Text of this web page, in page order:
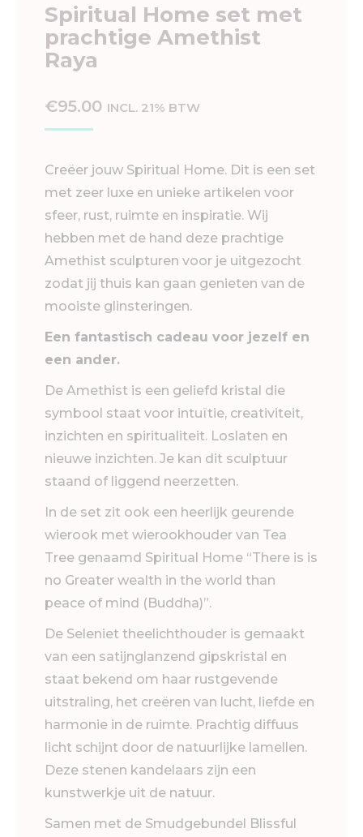
Spiritual Home set met
prachtige Amethist
Raya
€95.00 INCL. 21% BTW
Creëer jouw Spiritual Home. Dit is een set
met zeer luxe en unieke artikelen voor
sfeer, rust, ruimte en inspiratie. Wij
hebben met de hand deze prachtige
Amethist sculpturen voor je uitgezocht
zodat jij thuis kan gaan genieten van de
mooiste glinsteringen.
Een fantastisch cadeau voor jezelf en
een ander.
De Amethist is een geliefd kristal die
symbool staat voor intuïtie, creativiteit,
inzichten en spiritualiteit. Loslaten en
nieuwe inzichten. Je kan dit sculptuur
staand of liggend neerzetten.
In de set zit ook een heerlijk geurende
wierook met wierookhouder van Tea
Tree genaamd Spiritual Home “There is is
no Greater wealth in the world than
peace of mind (Buddha)”.
De Seleniet theelichthouder is gemaakt
van een satijnglanzend gipskristal en
staat bekend om haar rustgevende
uitstraling, het creëren van lucht, liefde en
harmonie in de ruimte. Prachtig diffuus
licht schijnt door de natuurlijke lamellen.
Deze stenen kandelaars zijn een
kunstwerkje uit de natuur.
Samen met de Smudgebundel Blissful